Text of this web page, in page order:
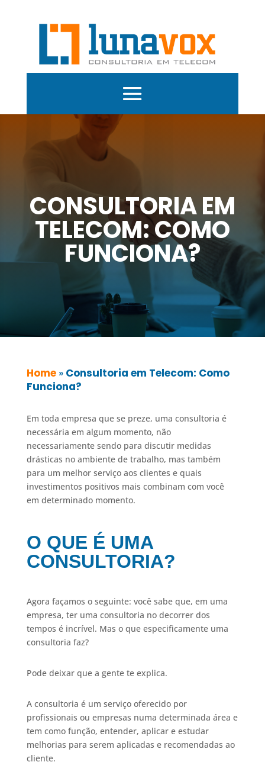
CONSULTORIA EM
TELECOM: COMO
FUNCIONA?
Home» Consultoria em Telecom: Como
Funciona?
Em toda empresa que se preze, uma consultoria é
necessária em algum momento, não
necessariamente sendo para discutir medidas
drásticas no ambiente de trabalho, mas também
para um melhor serviço aos clientes e quais
investimentos positivos mais combinam com você
em determinado momento.
O QUE É UMA
CONSULTORIA?
Agora façamos o seguinte: você sabe que, em uma
empresa, ter uma consultoria no decorrer dos
tempos é incrível. Mas o que especificamente uma
consultoria faz?
Pode deixar que a gente te explica.
A consultoria é um serviço oferecido por
profissionais ou empresas numa determinada área e
tem como função, entender, aplicar e estudar
melhorias para serem aplicadas e recomendadas ao
cliente.